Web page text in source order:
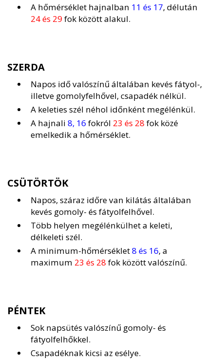
A hőmérséklet hajnalban 11 és 17, délután
24 és 29fok között alakul.
SZERDA
Napos idő valószínű általában kevés fátyol-,
illetve gomolyfelhővel, csapadék nélkül.
A keleties szél néhol időnként megélénkül.
A hajnali 8, 16 fokról 23 és 28 fok közé
emelkedik a hőmérséklet.
CSÜTÖRTÖK
Napos, száraz időre van kilátás általában
kevés gomoly- és fátyolfelhővel.
Több helyen megélénkülhet a keleti,
délkeleti szél.
A minimum-hőmérséklet8 és 16, a
maximum 23 és 28 fok között valószínű.
PÉNTEK
Sok napsütés valószínű gomoly- és
fátyolfelhőkkel.
Csapadéknak kicsi az esélye.